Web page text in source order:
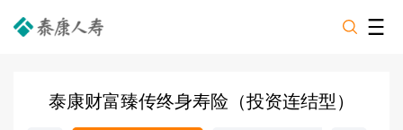
泰康财富臻传终身寿险（投资连结型）